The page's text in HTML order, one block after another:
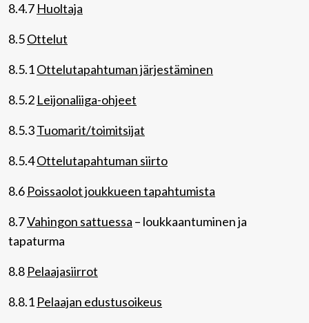
8.4.7 Huoltaja
8.5Ottelut
8.5.1Ottelutapahtuman järjestäminen
8.5.2 Leijonaliiga-ohjeet
8.5.3Tuomarit/toimitsijat
8.5.4Ottelutapahtuman siirto
8.6 Poissaolot joukkueen tapahtumista
8.7Vahingon sattuessa – loukkaantuminen ja
tapaturma
8.8 Pelaajasiirrot
8.8.1 Pelaajan edustusoikeus